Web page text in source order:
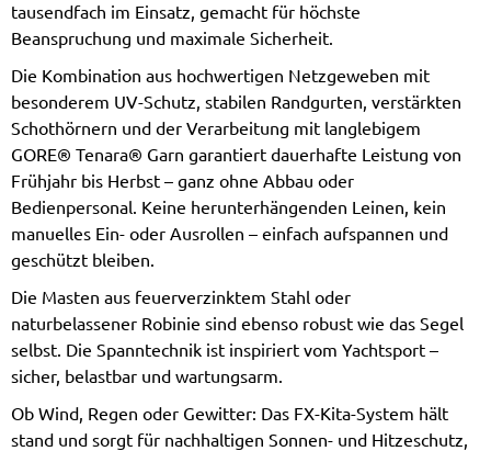
tausendfach im Einsatz, gemacht für höchste
Beanspruchung und maximale Sicherheit.
Die Kombination aus hochwertigen Netzgeweben mit
besonderem UV-Schutz, stabilen Randgurten, verstärkten
Schothörnern und der Verarbeitung mit langlebigem
GORE® Tenara® Garn garantiert dauerhafte Leistung von
Frühjahr bis Herbst – ganz ohne Abbau oder
Bedienpersonal. Keine herunterhängenden Leinen, kein
manuelles Ein- oder Ausrollen – einfach aufspannen und
geschützt bleiben.
Die Masten aus feuerverzinktem Stahl oder
naturbelassener Robinie sind ebenso robust wie das Segel
selbst. Die Spanntechnik ist inspiriert vom Yachtsport –
sicher, belastbar und wartungsarm.
Ob Wind, Regen oder Gewitter: Das FX-Kita-System hält
stand und sorgt für nachhaltigen Sonnen- und Hitzeschutz,